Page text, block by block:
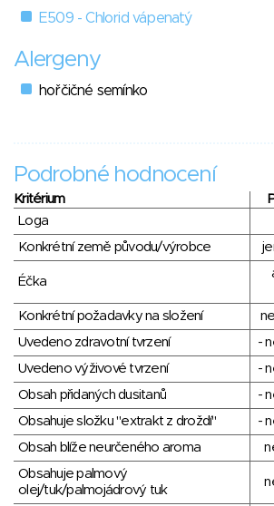
E509 - Chlorid vápenatý
Alergeny
hořčičné semínko
Podrobné hodnocení
Kritérium
Loga
Konkrétní země původu/výrobce
Éčka
Konkrétní požadavky na složení
Uvedeno zdravotní tvrzení
-
Uvedeno výživové tvrzení
-
Obsah přidaných dusitanů
-
Obsahuje složku "extrakt z droždí"
-
Obsah blíže neurčeného aroma
Obsahuje palmový
olej/tuk/palmojádrový tuk